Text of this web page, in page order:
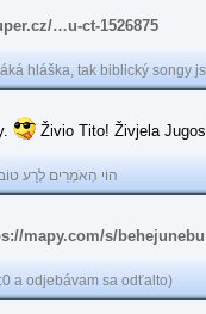
…u-ct-1526875
hláška, tak biblický songy
Živio Tito! Živjela
הוֹי הָאֹמְרִים לָרַע
mapy.com/s/behejunebu
a odjebávam sa odťalto)